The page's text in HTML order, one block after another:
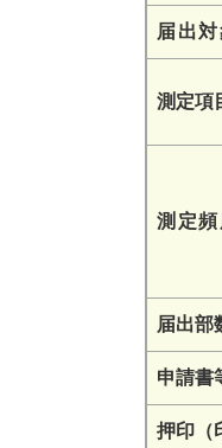
届出
測定項
測定頻
届出部
申請書
押印（